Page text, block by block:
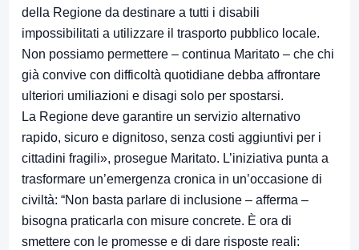
della Regione da destinare a tutti i disabili
impossibilitati a utilizzare il trasporto pubblico locale.
Non possiamo permettere – continua Maritato – che chi
già convive con difficoltà quotidiane debba affrontare
ulteriori umiliazioni e disagi solo per spostarsi.
La Regione deve garantire un servizio alternativo
rapido, sicuro e dignitoso, senza costi aggiuntivi per i
cittadini fragili», prosegue Maritato. L’iniziativa punta a
trasformare un’emergenza cronica in un’occasione di
civiltà: “Non basta parlare di inclusione – afferma –
bisogna praticarla con misure concrete. È ora di
smettere con le promesse e di dare risposte reali: